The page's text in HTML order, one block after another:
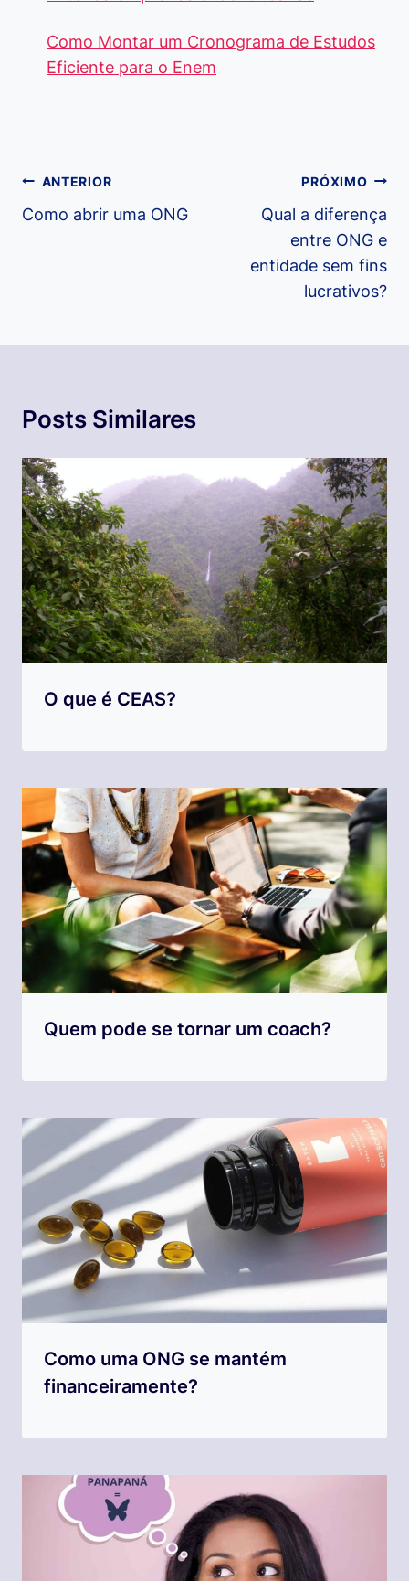
Como Montar um Cronograma de Estudos
Eficiente para o Enem
Navegação
de
ANTERIOR
Como abrir uma ONG
PRÓXIMO
Qual a diferença
entre ONG e
entidade sem fins
lucrativos?
Posts Similares
O que é CEAS?
Quem pode se tornar um coach?
Como uma ONG se mantém
financeiramente?